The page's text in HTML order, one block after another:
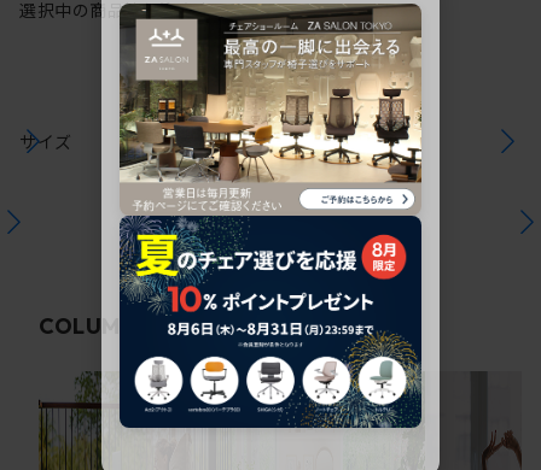
選択中の商品情報注意事項
サイズ
COLUMN 関連コラム